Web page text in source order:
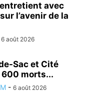
avec
l’avenir de la
6 août 2026
Sac et Cité
600 morts...
- 6 août 2026